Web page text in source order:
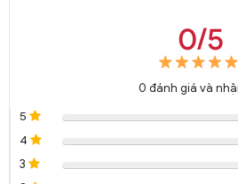
0/5
0 đánh giá và
5
4
3